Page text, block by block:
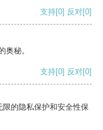
支持[0] 反对[0]
奥秘。
支持[0] 反对[0]
的隐私保护和安全性保